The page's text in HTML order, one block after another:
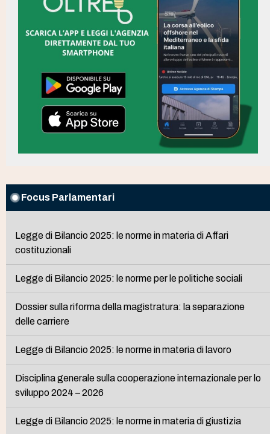
Focus Parlamentari
Legge di Bilancio 2025: le norme in materia di Affari
costituzionali
Legge di Bilancio 2025: le norme per le politiche sociali
Dossier sulla riforma della magistratura: la separazione
delle carriere
Legge di Bilancio 2025: le norme in materia di lavoro
Disciplina generale sulla cooperazione internazionale per lo
sviluppo 2024 – 2026
Legge di Bilancio 2025: le norme in materia di giustizia